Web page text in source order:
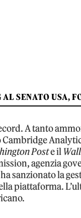
SENATO USA,
A tanto
Poste il
agenzia
sanzionato la
piattaforma.